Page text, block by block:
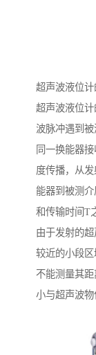
超声波液位计
超声波液位
波脉冲遇到
同一换能器
度传播，从
能器到被测
和传输时间T
由于发射的
较近的小段区
不能测量其
小与超声波物